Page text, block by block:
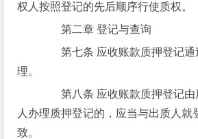
权人按照登记的先后顺序行使质权。
第二章 登记与查询
第七条 应收账款质押登记通
理。
第八条 应收账款质押登记由
人办理质押登记的，应当与出质人就
致。